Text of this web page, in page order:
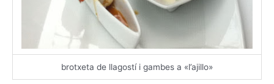
brotxeta de llagostí i gambes a «l’ajillo»